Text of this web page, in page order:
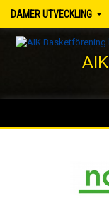
DAMER UTVECKLING